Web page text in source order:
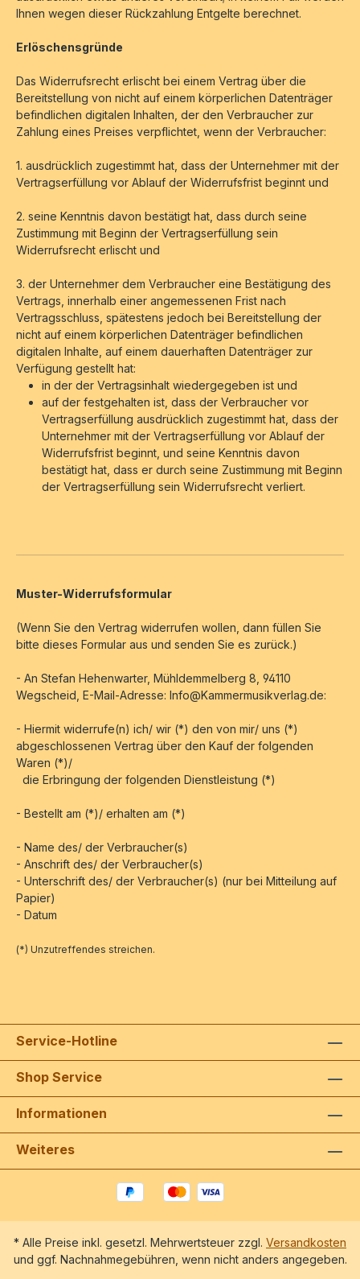
Ihnen wegen dieser Rückzahlung Entgelte berechnet.
Erlöschensgründe
Das Widerrufsrecht erlischt bei einem Vertrag über die
Bereitstellung von nicht auf einem körperlichen Datenträger
befindlichen digitalen Inhalten, der den Verbraucher zur
Zahlung eines Preises verpflichtet, wenn der Verbraucher:
1. ausdrücklich zugestimmt hat, dass der Unternehmer mit der
Vertragserfüllung vor Ablauf der Widerrufsfrist beginnt und
2. seine Kenntnis davon bestätigt hat, dass durch seine
Zustimmung mit Beginn der Vertragserfüllung sein
Widerrufsrecht erlischt und
3. der Unternehmer dem Verbraucher eine Bestätigung des
Vertrags, innerhalb einer angemessenen Frist nach
Vertragsschluss, spätestens jedoch bei Bereitstellung der
nicht auf einem körperlichen Datenträger befindlichen
digitalen Inhalte, auf einem dauerhaften Datenträger zur
Verfügung gestellt hat:
in der der Vertragsinhalt wiedergegeben ist und
auf der festgehalten ist, dass der Verbraucher vor
Vertragserfüllung ausdrücklich zugestimmt hat, dass der
Unternehmer mit der Vertragserfüllung vor Ablauf der
Widerrufsfrist beginnt, und seine Kenntnis davon
bestätigt hat, dass er durch seine Zustimmung mit Beginn
der Vertragserfüllung sein Widerrufsrecht verliert.
Muster-Widerrufsformular
(Wenn Sie den Vertrag widerrufen wollen, dann füllen Sie
bitte dieses Formular aus und senden Sie es zurück.)
- An Stefan Hehenwarter, Mühldemmelberg 8, 94110
Wegscheid , E-Mail-Adresse: Info@Kammermusikverlag.de:
- Hiermit widerrufe(n) ich/ wir (*) den von mir/ uns (*)
abgeschlossenen Vertrag über den Kauf der folgenden
Waren (*)/
die Erbringung der folgenden Dienstleistung (*)
- Bestellt am (*)/ erhalten am (*)
- Name des/ der Verbraucher(s)
- Anschrift des/ der Verbraucher(s)
- Unterschrift des/ der Verbraucher(s) (nur bei Mitteilung auf
Papier)
- Datum
(*) Unzutreffendes streichen.
Service-Hotline
Shop Service
Informationen
Weiteres
* Alle Preise inkl. gesetzl. Mehrwertsteuer zzgl. Versandkosten
und ggf. Nachnahmegebühren, wenn nicht anders angegeben.